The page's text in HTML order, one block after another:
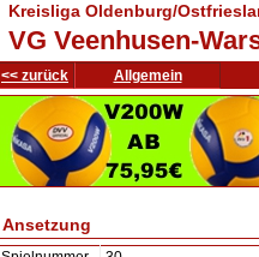
Kreisliga Oldenburg/
VG Veenhusen-
<< zurück Allgemein
Ansetzung